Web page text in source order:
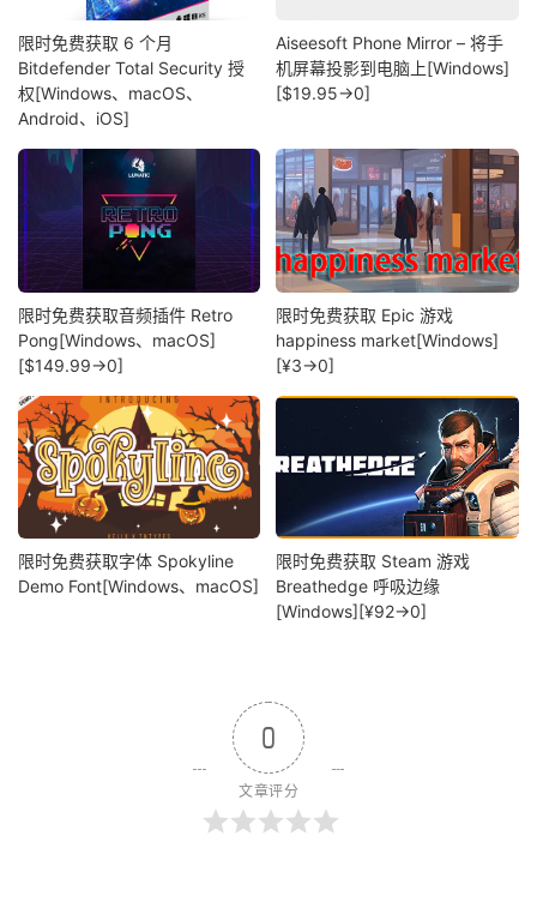
限时免费获取 6 个月
Bitdefender Total Security 授
权[Windows、macOS、
Android、iOS]
Aiseesoft Phone Mirror – 将手
机屏幕投影到电脑上[Windows]
[$19.95→0]
限时免费获取音频插件 Retro
Pong[Windows、macOS]
[$149.99→0]
限时免费获取 Epic 游戏
happiness market[Windows]
[¥3→0]
限时免费获取字体 Spokyline
Demo Font[Windows、macOS]
限时免费获取 Steam 游戏
Breathedge 呼吸边缘
[Windows][¥92→0]
0
文章评分